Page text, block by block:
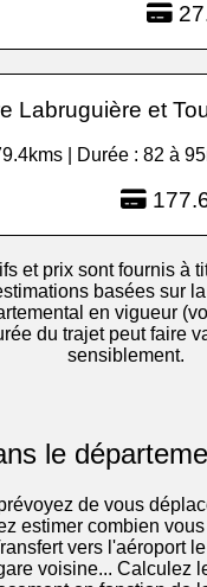
Labruguière et
| Durée : 82 à
et prix sont fournis à
basées sur
en vigueur
du trajet peut faire
sensiblement.
le
de vous
estimer combien
vers l'aéroport
voisine... Calculez